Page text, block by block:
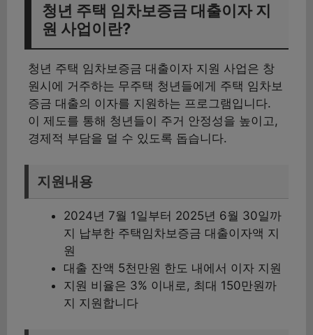
청년 주택 임차보증금 대출이자 지
원 사업이란?
청년 주택 임차보증금 대출이자 지원 사업은 창
원시에 거주하는 무주택 청년들에게 주택 임차보
증금 대출의 이자를 지원하는 프로그램입니다.
이 제도를 통해 청년들이 주거 안정성을 높이고,
경제적 부담을 덜 수 있도록 돕습니다.
지원내용
2024년 7월 1일부터 2025년 6월 30일까
지 납부한 주택임차보증금 대출이자액 지
원
대출 잔액 5천만원 한도 내에서 이자 지원
지원 비율은 3% 이내로, 최대 150만원까
지 지원합니다